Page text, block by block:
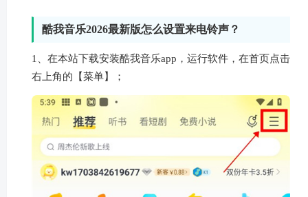
酷我音乐2026最新版怎么设置来电铃声？
1、在本站下载安装酷我音乐app，运行软件，在首页点击
右上角的【菜单】；